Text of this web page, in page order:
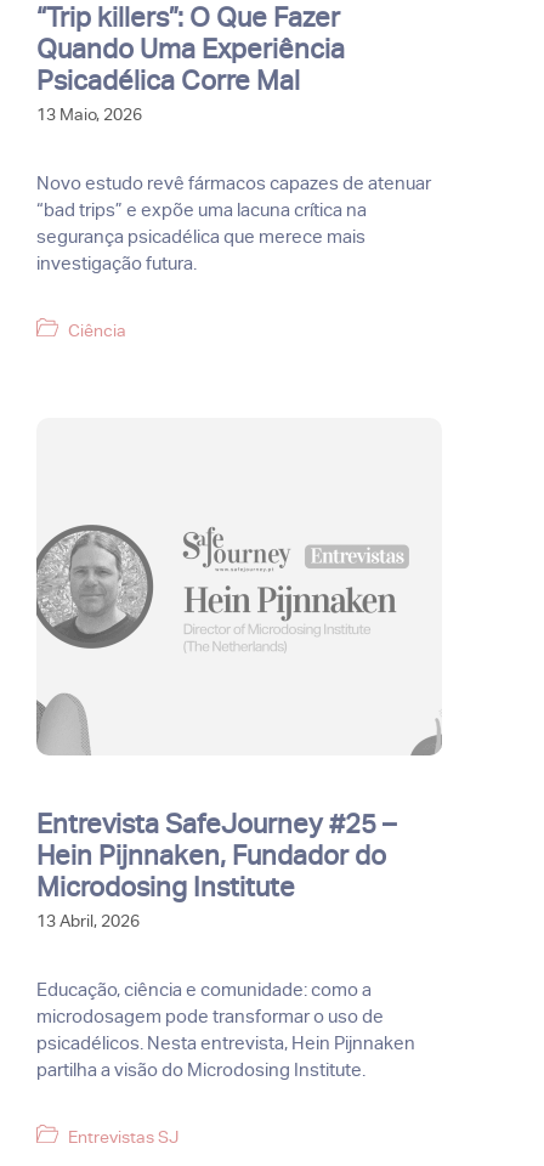
“Trip killers”: O Que Fazer
Quando Uma Experiência
Psicadélica Corre Mal
13 Maio, 2026
Novo estudo revê fármacos capazes de atenuar
“bad trips” e expõe uma lacuna crítica na
segurança psicadélica que merece mais
investigação futura.
Categorias
Ciência
Entrevista SafeJourney #25 –
Hein Pijnnaken, Fundador do
Microdosing Institute
13 Abril, 2026
Educação, ciência e comunidade: como a
microdosagem pode transformar o uso de
psicadélicos. Nesta entrevista, Hein Pijnnaken
partilha a visão do Microdosing Institute.
Categorias
Entrevistas SJ